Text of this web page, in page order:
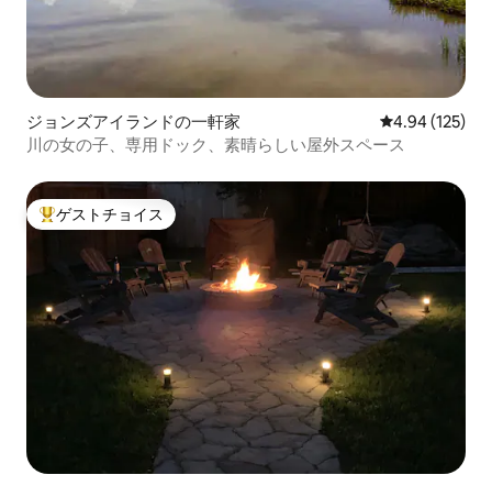
ジョンズアイランドの一軒家 レビュー125
4.94 (125)
川の女の子、専用ドック、素晴らしい屋外スペース
大好評のゲストチョイスです。
ゲストチョイス